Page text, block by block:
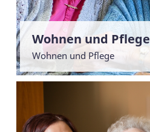
Wohnen und Pflege
Wohnen und Pflege